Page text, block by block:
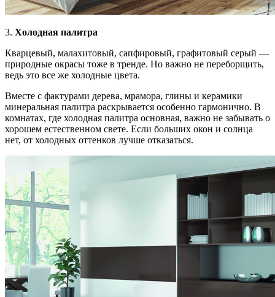
3. Холодная палитра
Кварцевый, малахитовый, сапфировый, графитовый серый —
природные окрасы тоже в тренде. Но важно не переборщить,
ведь это все же холодные цвета.
Вместе с фактурами дерева, мрамора, глины и керамики
минеральная палитра раскрывается особенно гармонично. В
комнатах, где холодная палитра основная, важно не забывать о
хорошем естественном свете. Если больших окон и солнца
нет, от холодных оттенков лучше отказаться.